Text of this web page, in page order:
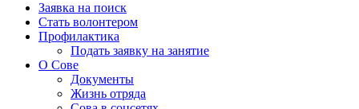
Заявка на поиск
Стать волонтером
Профилактика
Подать заявку на занятие
О Сове
Документы
Жизнь отряда